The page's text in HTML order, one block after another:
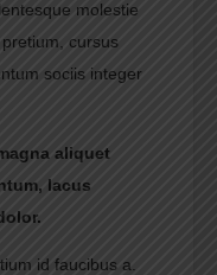
molestie
cursus
sociis integer
aliquet
lacus
id faucibus a.